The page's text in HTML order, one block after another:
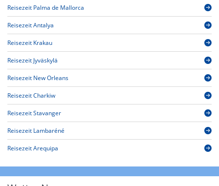
Reisezeit Palma de Mallorca
Reisezeit Antalya
Reisezeit Krakau
Reisezeit Jyväskylä
Reisezeit New Orleans
Reisezeit Charkiw
Reisezeit Stavanger
Reisezeit Lambaréné
Reisezeit Arequipa